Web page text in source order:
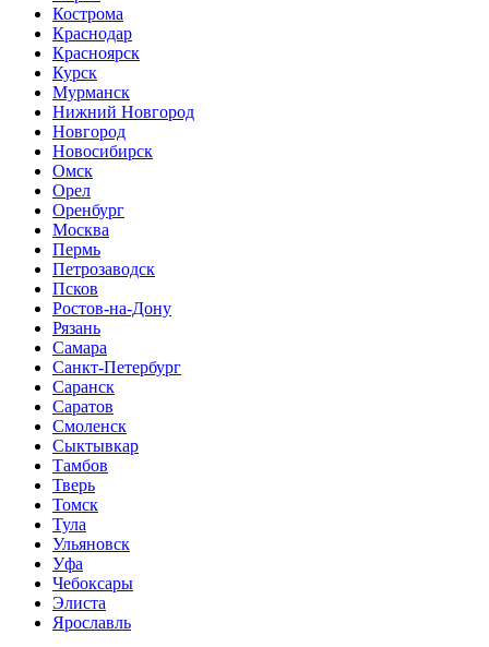
Кострома
Краснодар
Красноярск
Курск
Мурманск
Нижний Новгород
Новгород
Новосибирск
Омск
Орел
Оренбург
Москва
Пермь
Петрозаводск
Псков
Ростов-на-Дону
Рязань
Самара
Санкт-Петербург
Саранск
Саратов
Смоленск
Сыктывкар
Тамбов
Тверь
Томск
Тула
Ульяновск
Уфа
Чебоксары
Элиста
Ярославль